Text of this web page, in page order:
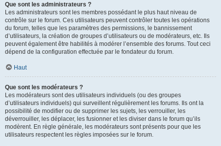
Que sont les administrateurs ?
Les administrateurs sont les membres possédant le plus haut niveau de
contrôle sur le forum. Ces utilisateurs peuvent contrôler toutes les opérations
du forum, telles que les paramètres des permissions, le bannissement
d’utilisateurs, la création de groupes d’utilisateurs ou de modérateurs, etc. Ils
peuvent également être habilités à modérer l’ensemble des forums. Tout ceci
dépend de la configuration effectuée par le fondateur du forum.
Haut
Que sont les modérateurs ?
Les modérateurs sont des utilisateurs individuels (ou des groupes
d’utilisateurs individuels) qui surveillent régulièrement les forums. Ils ont la
possibilité de modifier ou de supprimer les sujets, les verrouiller, les
déverrouiller, les déplacer, les fusionner et les diviser dans le forum qu’ils
modèrent. En règle générale, les modérateurs sont présents pour que les
utilisateurs respectent les règles imposées sur le forum.